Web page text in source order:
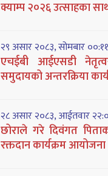
क्याम्प २०२६ उत्साहका
२९ असार २०८३, सोमबार ००:११
एचईबी आईएसडी
समुदायको अन्तरक्रिया
२८ असार २०८३, आईतवार
छोराले गरे दिवंगत
रक्तदान कार्यक्रम आयोजना